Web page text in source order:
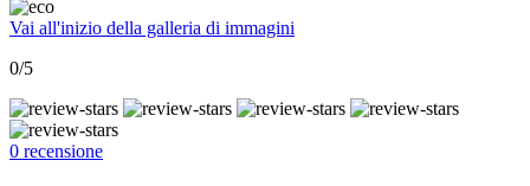
Vai all'inizio della galleria di immagini
0/5
0 recensione